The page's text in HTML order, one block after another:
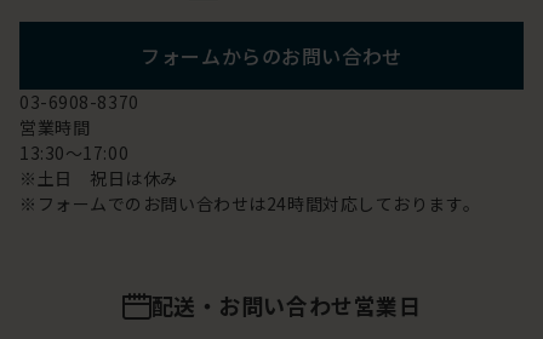
フォームからのお問い合わせ
03-6908-8370
営業時間
13:30～17:00
※土日 祝日は休み
※フォームでのお問い合わせは24時間対応しております。
配送・お問い合わせ営業日